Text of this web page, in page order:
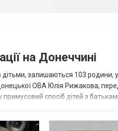
на Донеччині
дітьми, залишаються 103 родини,
ОВА Юлія Рижакова,
примусовий спосіб дітей з